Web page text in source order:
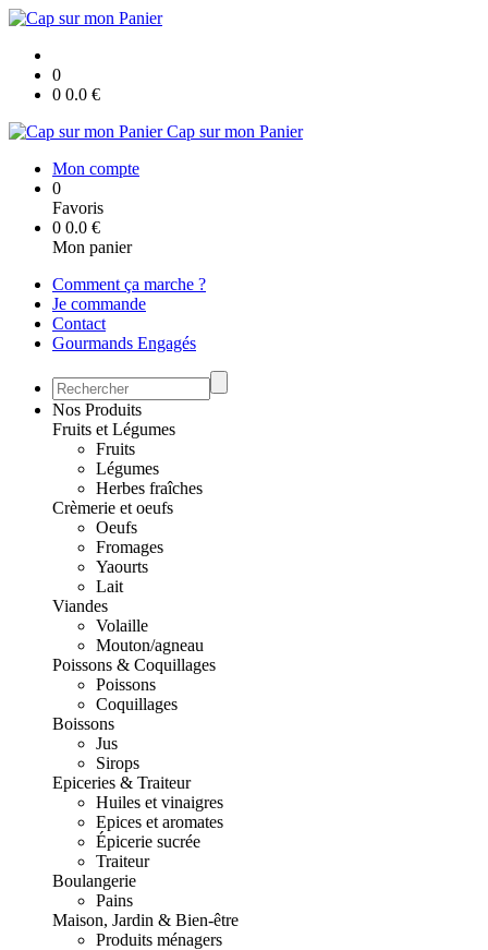
0
0 0.0 €
Cap sur mon Panier
Mon compte
0
Favoris
0 0.0 €
Mon panier
Comment ça marche ?
Je commande
Contact
Gourmands Engagés
Nos Produits
Fruits et Légumes
Fruits
Légumes
Herbes fraîches
Crèmerie et oeufs
Oeufs
Fromages
Yaourts
Lait
Viandes
Volaille
Mouton/agneau
Poissons & Coquillages
Poissons
Coquillages
Boissons
Jus
Sirops
Epiceries & Traiteur
Huiles et vinaigres
Epices et aromates
Épicerie sucrée
Traiteur
Boulangerie
Pains
Maison, Jardin & Bien-être
Produits ménagers